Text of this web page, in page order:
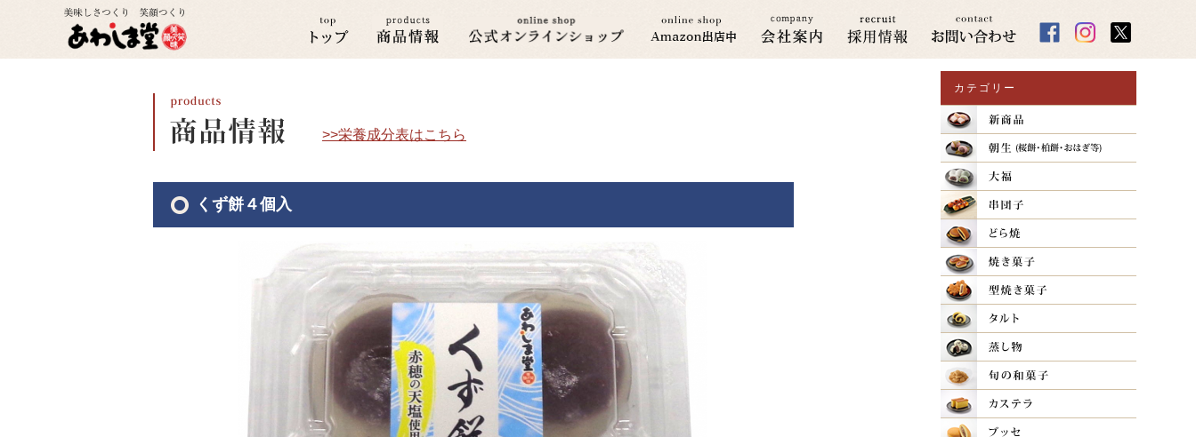
>>栄養成分表はこちら
くず餅４個入
カテゴリー